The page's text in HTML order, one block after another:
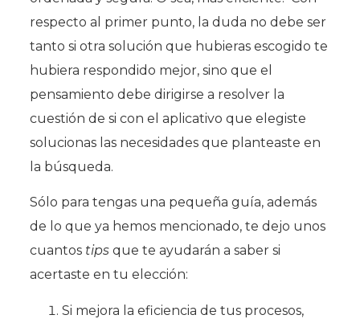
respecto al primer punto, la duda no debe ser
tanto si otra solución que hubieras escogido te
hubiera respondido mejor, sino que el
pensamiento debe dirigirse a resolver la
cuestión de si con el aplicativo que elegiste
solucionas las necesidades que planteaste en
la búsqueda.
Sólo para tengas una pequeña guía, además
de lo que ya hemos mencionado, te dejo unos
cuantos tips que te ayudarán a saber si
acertaste en tu elección:
Si mejora la eficiencia de tus procesos,